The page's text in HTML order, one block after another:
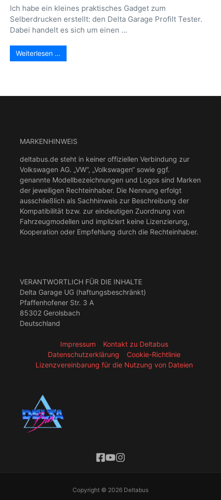
Ich habe ein kleines praktisches Gadget zum
Selberdrucken erstellt: den Delta Garage Profilt Tester.
Dabei handelt es sich um einen ...
Weiterlesen …
MARKENHINWEIS
deltabus.de steht in keiner offiziellen Verbindung zur
Volkswagen AG. „VW“, „Volkswagen“ sowie ggf.
genannte Modellbezeichnungen und Logos sind Marken
der jeweiligen Rechteinhaber. Die Nennung erfolgt
ausschließlich als Sachhinweis zur Beschreibung der
Kompatibilität bzw. zur eindeutigen Zuordnung von
Fahrzeugmodellen und impliziert keine Lizenzierung,
Kooperation oder Empfehlung durch die Rechteinhaber.
VERANTWORTLICH FÜR DIE INHALTE
Delta Garage UG (haftungsbeschränkt)
Pfaffenhofener Str. 3 A
85302 Gerolsbach
Deutschland
Impressum
Kontakt zu Deltabus
Datenschutzerklärung
Cookie-Richtlinie
Lizenzvereinbarung für die Nutzung von Dateien
Copyright © 2026 Deltabus